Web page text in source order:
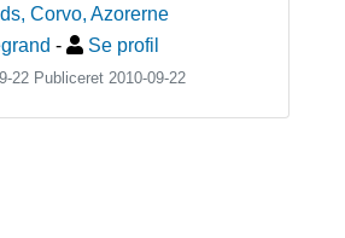
Corvo, Azorerne
- Se profil
22 Publiceret 2010-09-22